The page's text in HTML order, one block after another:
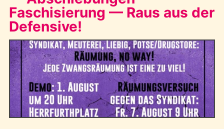
Faschisierung — Raus aus der
Defensive!